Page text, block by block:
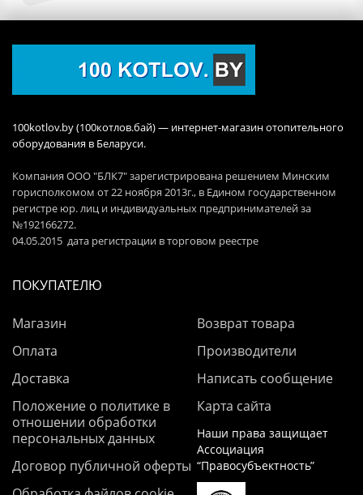
100kotlov.by (100котлов.бай) — интернет-магазин отопительного
оборудования в Беларуси.
Компания ООО "БЛК7" зарегистрирована решением Минским
горисполкомом от 22 ноября 2013г., в Едином государственном
регистре юр. лиц и индивидуальных предпринимателей за
№192166272.
04.05.2015 дата регистрации в торговом реестре
ПОКУПАТЕЛЮ
Магазин
Оплата
Доставка
Положение о политике в
отношении обработки
персональных данных
Договор публичной оферты
Возврат товара
Производители
Написать сообщение
Карта сайта
Наши права защищает
Ассоциация
“Правосубъектность”